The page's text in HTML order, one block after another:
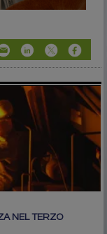
NEL TERZO